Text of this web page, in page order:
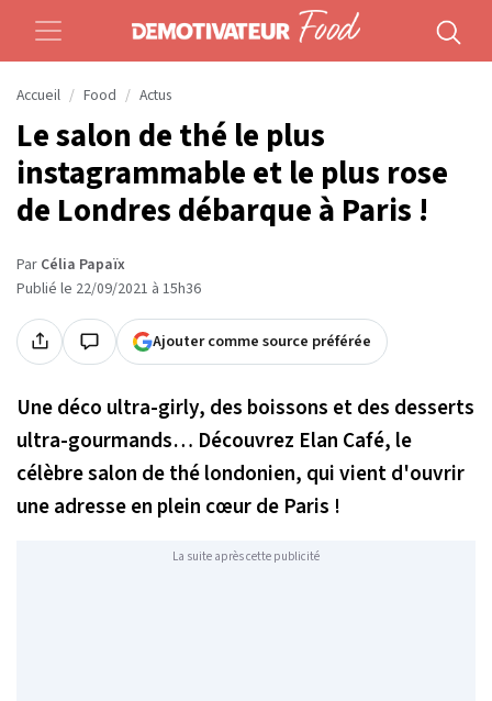
Accueil Food Actus
Le salon de thé le plus
instagrammable et le plus rose
de Londres débarque à Paris !
Par Célia Papaïx
Publié le 22/09/2021 à 15h36
Ajouter comme source préférée
Une déco ultra-girly, des boissons et des desserts
ultra-gourmands… Découvrez Elan Café, le
célèbre salon de thé londonien, qui vient d'ouvrir
une adresse en plein cœur de Paris !
La suite après cette publicité